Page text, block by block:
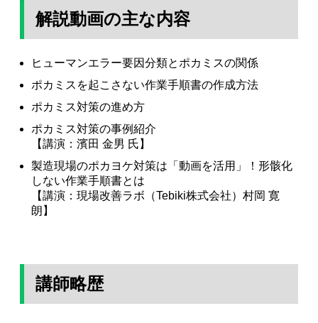
解説動画の主な内容
ヒューマンエラー要因分類とポカミスの関係
ポカミスを起こさない作業手順書の作成方法
ポカミス対策の進め方
ポカミス対策の事例紹介
【講演：濱田 金男 氏】
製造現場のポカヨケ対策は「動画を活用」！形骸化
しない作業手順書とは
【講演：現場改善ラボ（Tebiki株式会社）村岡 寛
朗】
講師略歴